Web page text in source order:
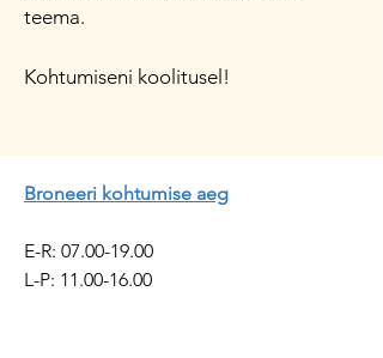
teema.
Kohtumiseni koolitusel!
Broneeri kohtumise aeg
E-R: 07.00-19.00
​​L-P: 11.00-16.00